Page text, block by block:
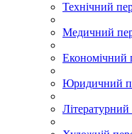
Технічний
Медичний
Економічний
Юридичний
Літературний